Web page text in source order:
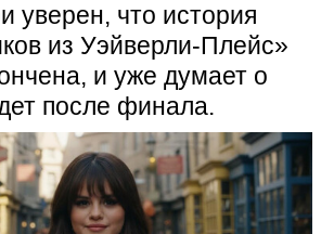
уверен, что история
из Уэйверли-Плейс»
и уже думает о
после финала.